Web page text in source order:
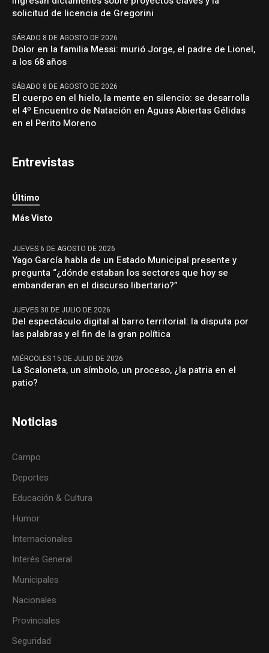
solicitud de licencia de Gregorini
SÁBADO 8 DE AGOSTO DE 2026
Dolor en la familia Messi: murió Jorge, el padre de Lionel,
a los 68 años
SÁBADO 8 DE AGOSTO DE 2026
El cuerpo en el hielo, la mente en silencio: se desarrolla
el 4º Encuentro de Natación en Aguas Abiertas Gélidas
en el Perito Moreno
Entrevistas
Último
Más Visto
JUEVES 6 DE AGOSTO DE 2026
Yago García habla de un Estado Municipal presente y
pregunta “¿dónde estaban los sectores que hoy se
embanderan en el discurso libertario?”
JUEVES 30 DE JULIO DE 2026
Del espectáculo digital al barro territorial: la disputa por
las palabras y el fin de la gran política
MIÉRCOLES 15 DE JULIO DE 2026
La Scaloneta, un símbolo, un proceso, ¿la patria en el
patio?
Noticias
Campo
Deportes
Educación & Cultura
Humor
Internacionales
Interés General
Municipales
Nacionales
Provinciales
Seguridad